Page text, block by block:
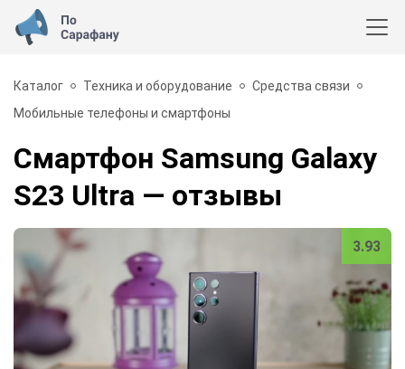
Каталог Техника и оборудование
Средства связи
Мобильные телефоны и смартфоны
Смартфон Samsung Galaxy
S23 Ultra — отзывы
3.93